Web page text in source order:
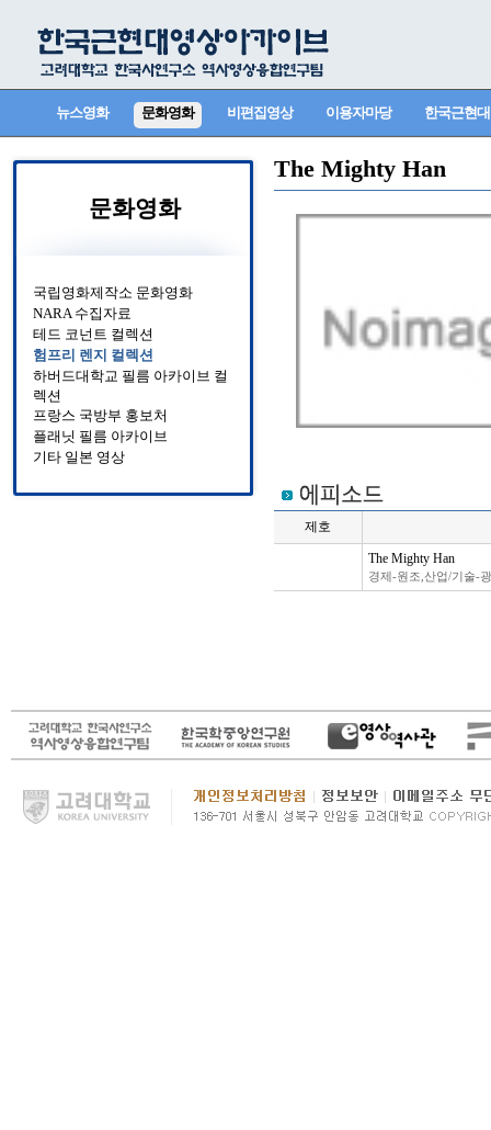
뉴스영화 문화영화 비편집영상 이용자마당 한국근현
문화영화
국립영화제작소 문화영화
NARA 수집자료
테드 코넌트 컬렉션
험프리 렌지 컬렉션
하버드대학교 필름 아카이브 컬
렉션
프랑스 국방부 홍보처
플래닛 필름 아카이브
기타 일본 영상
The Mighty Han
제호
The Mighty Han
경제-원조,산업/기술-